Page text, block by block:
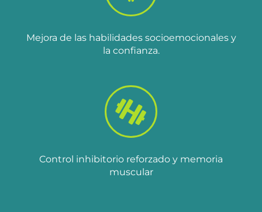
Mejora de las habilidades socioemocionales y
la confianza.
Control inhibitorio reforzado y memoria
muscular